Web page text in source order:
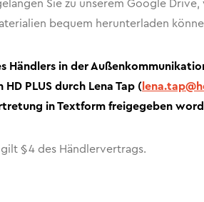
Sie zu unserem Google Drive,
bequem herunterladen
Händlers in der
PLUS durch Lena Tap (
in Textform freigegeben
§ 4 des Händlervertrags.